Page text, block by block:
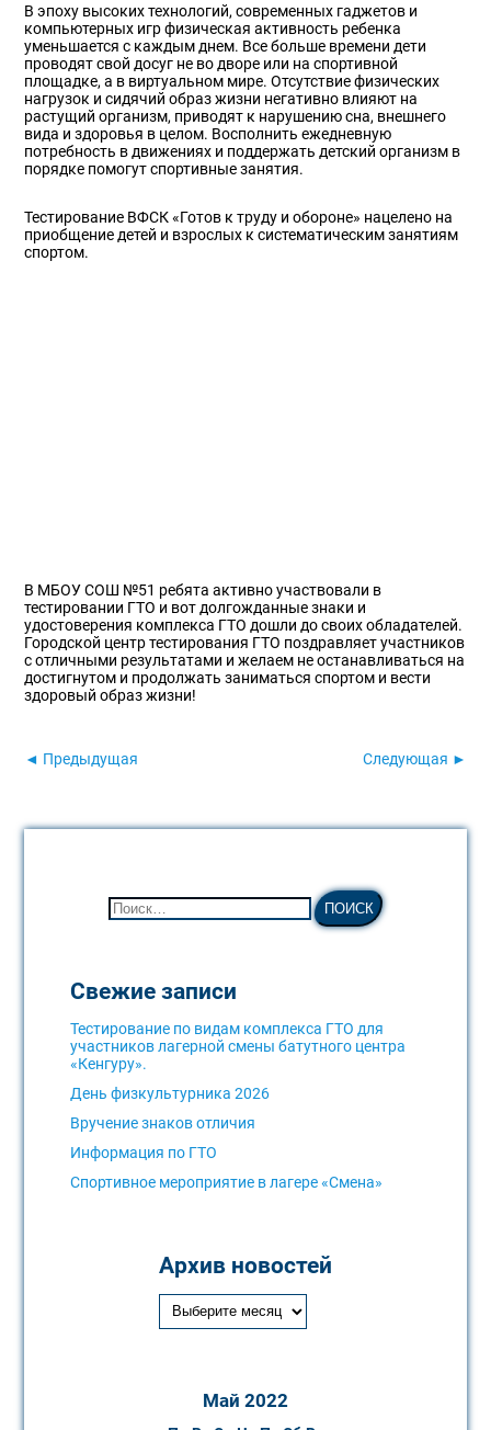
В эпоху высоких технологий, современных гаджетов и
компьютерных игр физическая активность ребенка
уменьшается с каждым днем. Все больше времени дети
проводят свой досуг не во дворе или на спортивной
площадке, а в виртуальном мире. Отсутствие физических
нагрузок и сидячий образ жизни негативно влияют на
растущий организм, приводят к нарушению сна, внешнего
вида и здоровья в целом. Восполнить ежедневную
потребность в движениях и поддержать детский организм в
порядке помогут спортивные занятия.
Тестирование ВФСК «Готов к труду и обороне» нацелено на
приобщение детей и взрослых к систематическим занятиям
спортом.
В МБОУ СОШ №51 ребята активно участвовали в
тестировании ГТО и вот долгожданные знаки и
удостоверения комплекса ГТО дошли до своих обладателей.
Городской центр тестирования ГТО поздравляет участников
с отличными результатами и желаем не останавливаться на
достигнутом и продолжать заниматься спортом и вести
здоровый образ жизни!
◄ Предыдущая Следующая ►
Свежие записи
Тестирование по видам комплекса ГТО для
участников лагерной смены батутного центра
«Кенгуру».
День физкультурника 2026
Вручение знаков отличия
Информация по ГТО
Спортивное мероприятие в лагере «Смена»
Архив новостей
Май 2022